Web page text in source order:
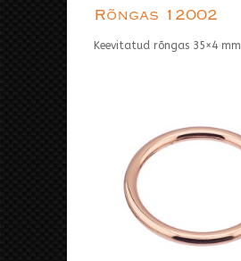
Rõngas 12002
Keevitatud rõngas 35×4 mm